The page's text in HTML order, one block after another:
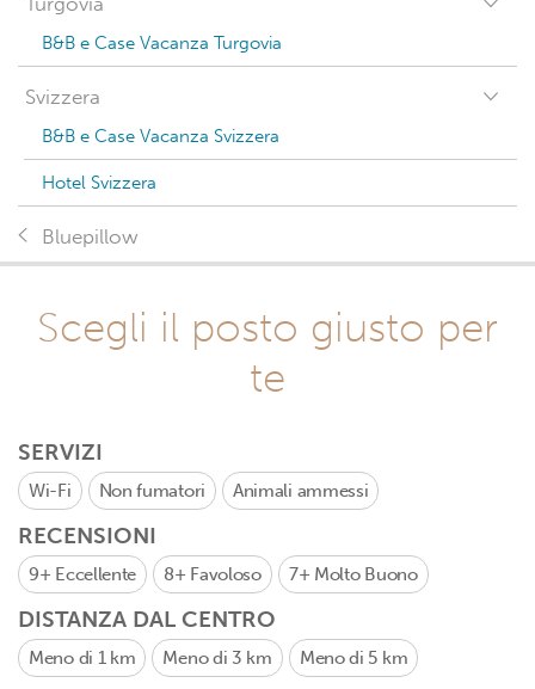
B&B e Case Vacanza Turgovia
Svizzera
B&B e Case Vacanza Svizzera
Hotel Svizzera
Bluepillow
Scegli il posto giusto per
te
SERVIZI
Wi-Fi Non fumatori Animali ammessi
RECENSIONI
9+ Eccellente 8+ Favoloso 7+ Molto Buono
DISTANZA DAL CENTRO
Meno di 1 km Meno di 3 km Meno di 5 km